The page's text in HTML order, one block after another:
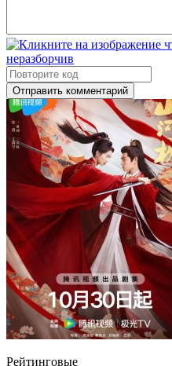
Отправить комментарий
Рейтинговые